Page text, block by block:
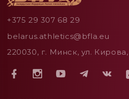
+375 29 307 68 29
belarus.athletics@bfla.eu
220030, г. Минск, ул.